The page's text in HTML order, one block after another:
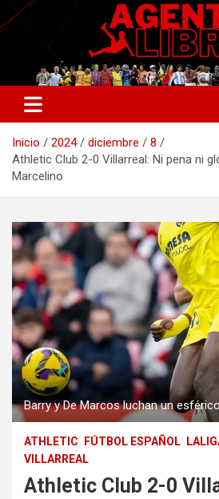
Saltar
al
Agente Libre
La nueva generación del periodismo
Inicio 2024 diciembre
8
Athletic Club 2-0 Villarreal: Ni pena ni
Marcelino
Barry y De Marcos luchan un
ATHLETIC FÚTBOL ESPAÑOL
VILLARREAL
Athletic Club 2-0